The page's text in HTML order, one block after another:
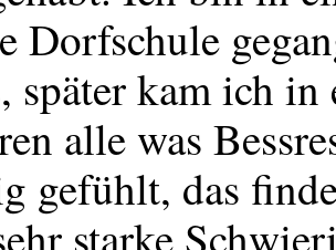
Dorfschule
später kam ich
alle was
gefühlt, das
starke